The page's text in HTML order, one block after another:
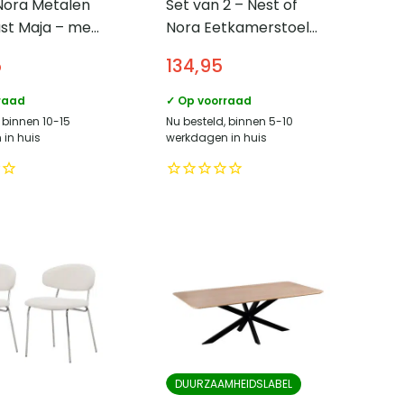
Metalen
Maja – met
10-15
in huis
Set van 2 – Nest of
Nora Eetkamerstoel
zwarte poten – Wit
134,95
✓ Op voorraad
Nu besteld, binnen 5-10
werkdagen in huis
DUURZAAMHEIDSLABEL